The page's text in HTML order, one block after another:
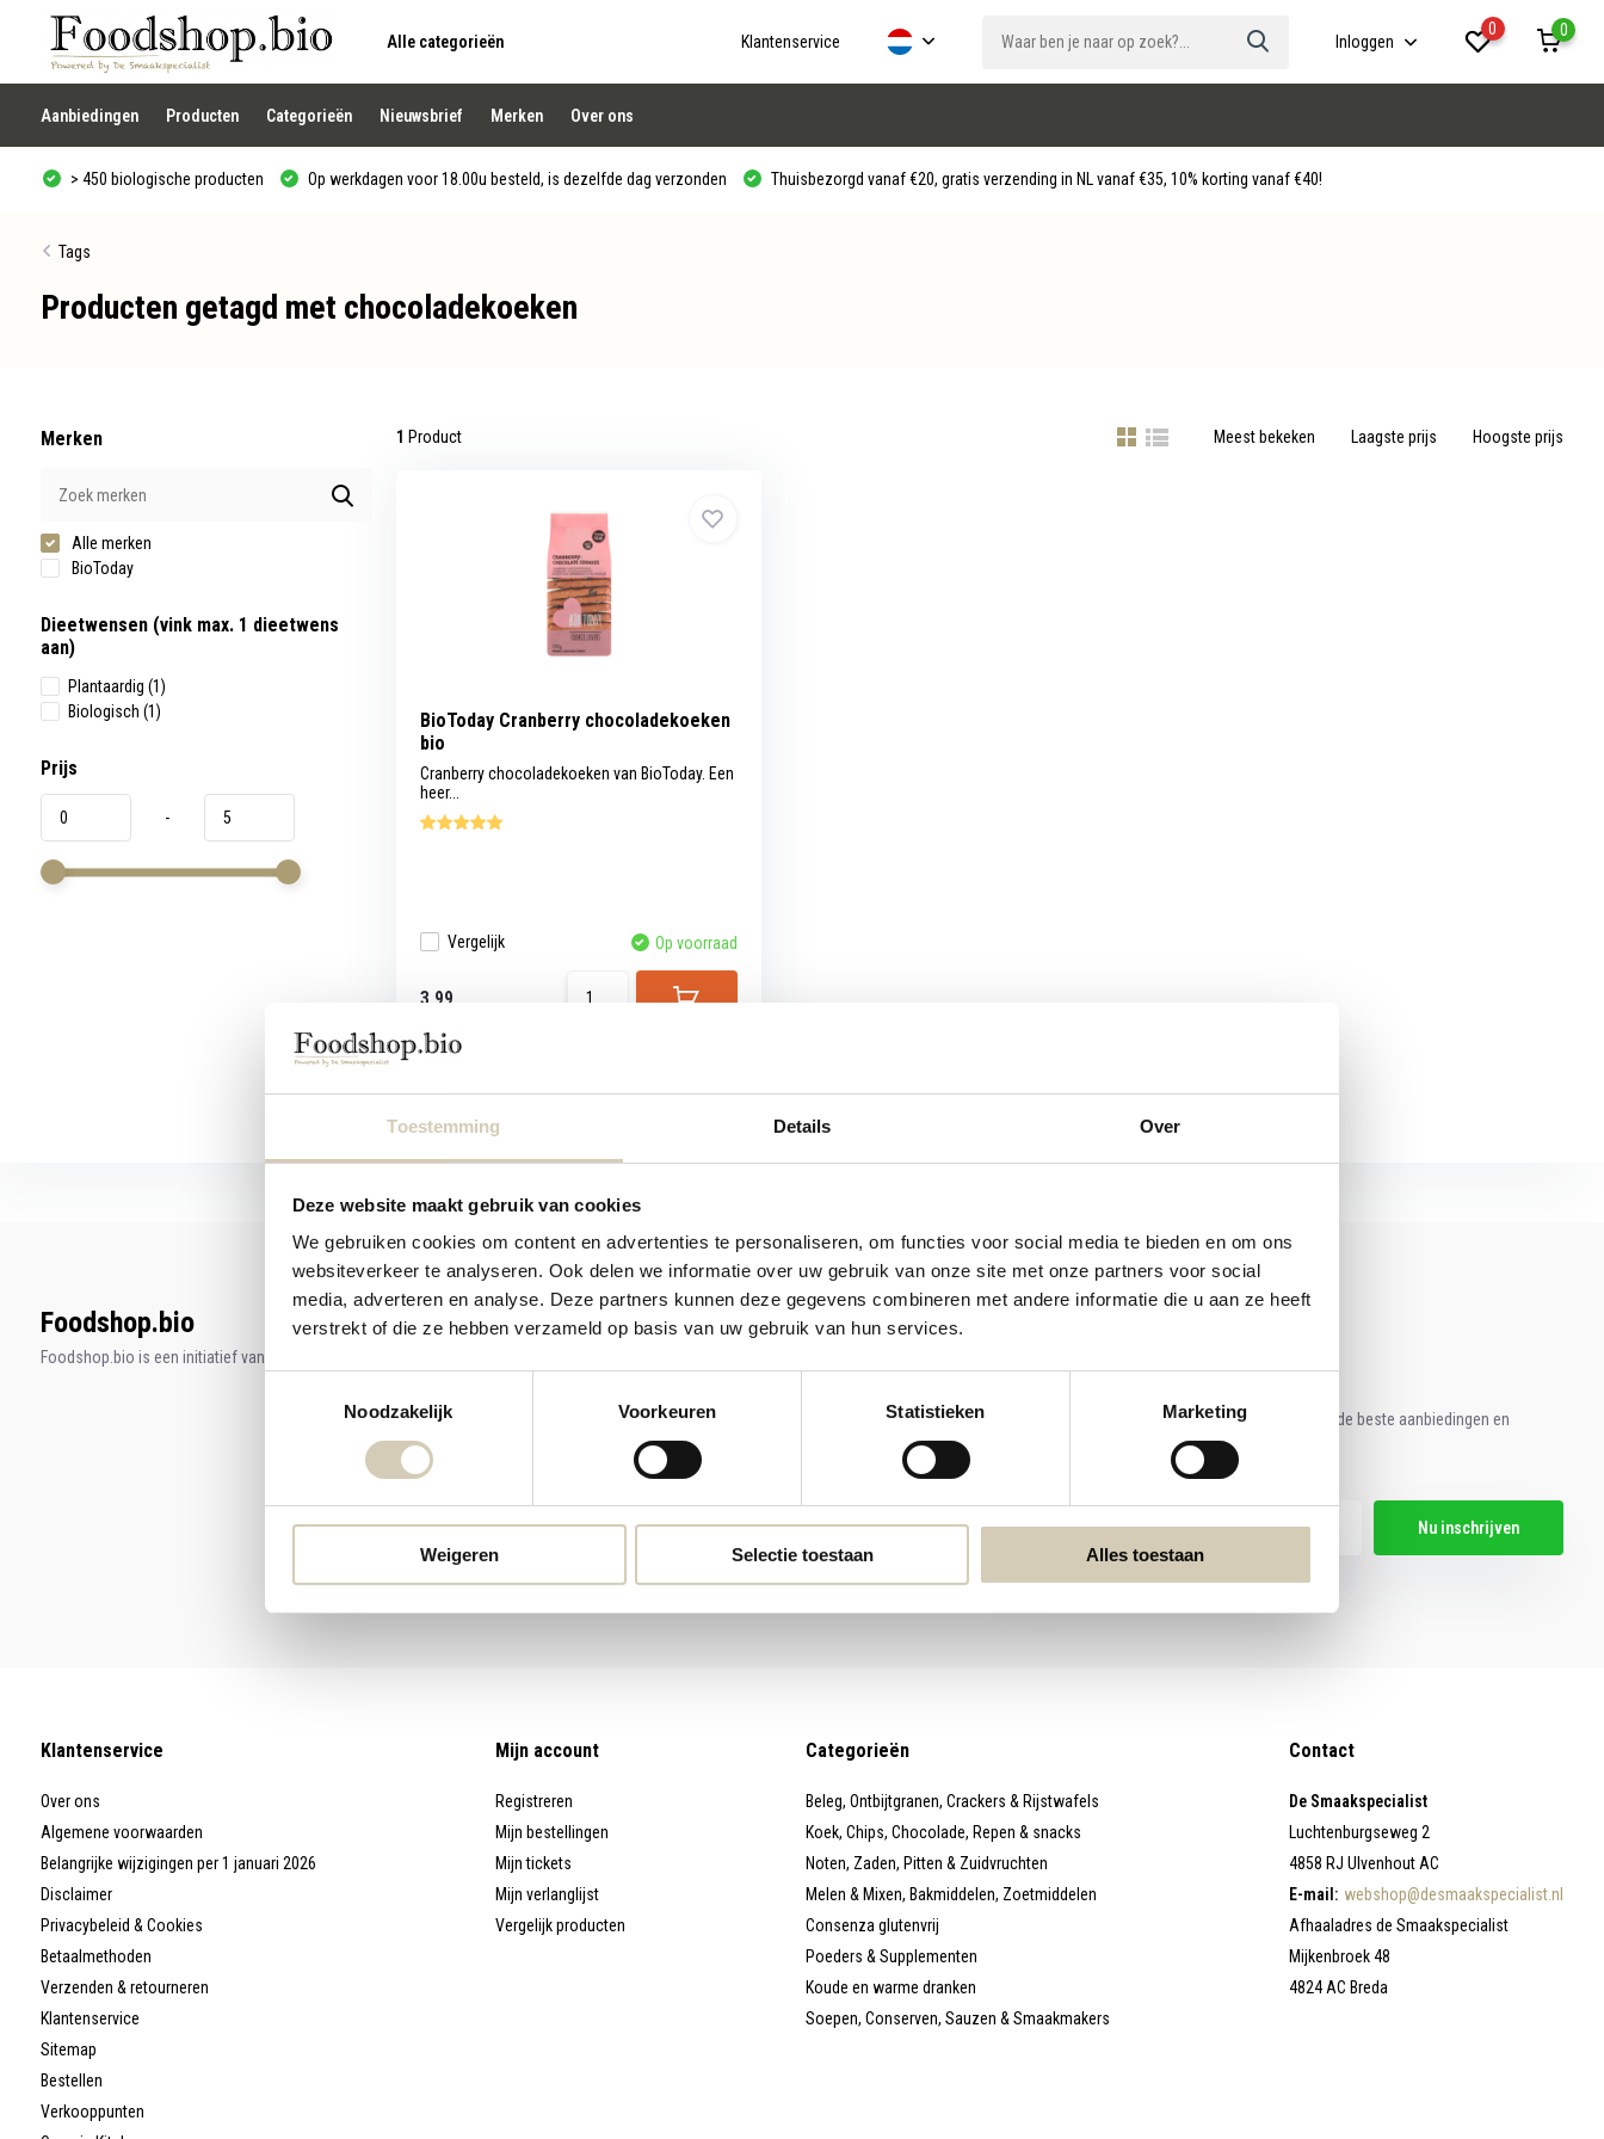
Toestemming Details Over
Deze website maakt gebruik van cookies
We gebruiken cookies om content en advertenties te personaliseren, om functies voor social media te bieden en om ons
websiteverkeer te analyseren. Ook delen we informatie over uw gebruik van onze site met onze partners voor social
media, adverteren en analyse. Deze partners kunnen deze gegevens combineren met andere informatie die u aan ze heeft
verstrekt of die ze hebben verzameld op basis van uw gebruik van hun services.
Noodzakelijk
Voorkeuren Statistieken Marketing
Weigeren Selectie toestaan Alles toestaan
Alle categorieën Klantenservice Inloggen
0
0
Gebruik
de
pijltjes
op
en
neer
een
te
selecteren.
op
Enter
te
gaan.
met
werkt,
kunt
u
en
swipetekens
gebruiken.
Aanbiedingen Producten Categorieën Nieuwsbrief Merken Over ons
> 450 biologische producten Op werkdagen voor 18.00u besteld, is dezelfde dag verzonden Thuisbezorgd vanaf €20, gratis verzending in NL vanaf €35, 10% korting vanaf €40!
Tags
Producten getagd met chocoladekoeken
Merken
Alle merken
BioToday
Dieetwensen (vink max. 1 dieetwens
aan)
Plantaardig (1)
Biologisch (1)
Prijs
-
1 Product Meest bekeken Laagste prijs Hoogste prijs
BioToday Cranberry chocoladekoeken
bio
Cranberry chocoladekoeken van BioToday. Een
heer...
Vergelijk Op voorraad
3,99
Foodshop.bio
Foodshop.bio is een initiatief van de Smaakspecialist
Contactgegevens
webshop@desmaakspecialist.nl
Meld je aan voor onze nieuwsbrief en ontvang de beste aanbiedingen en
Nu inschrijven
Klantenservice
Over ons
Algemene voorwaarden
Belangrijke wijzigingen per 1 januari 2026
Disclaimer
Privacybeleid & Cookies
Betaalmethoden
Verzenden & retourneren
Klantenservice
Sitemap
Bestellen
Verkooppunten
Mijn account
Registreren
Mijn bestellingen
Mijn tickets
Mijn verlanglijst
Vergelijk producten
Categorieën
Beleg, Ontbijtgranen, Crackers & Rijstwafels
Koek, Chips, Chocolade, Repen & snacks
Noten, Zaden, Pitten & Zuidvruchten
Melen & Mixen, Bakmiddelen, Zoetmiddelen
Consenza glutenvrij
Poeders & Supplementen
Koude en warme dranken
Soepen, Conserven, Sauzen & Smaakmakers
Contact
De Smaakspecialist
Luchtenburgseweg 2
4858 RJ Ulvenhout AC
E-mail: webshop@desmaakspecialist.nl
Afhaaladres de Smaakspecialist
Mijkenbroek 48
4824 AC Breda